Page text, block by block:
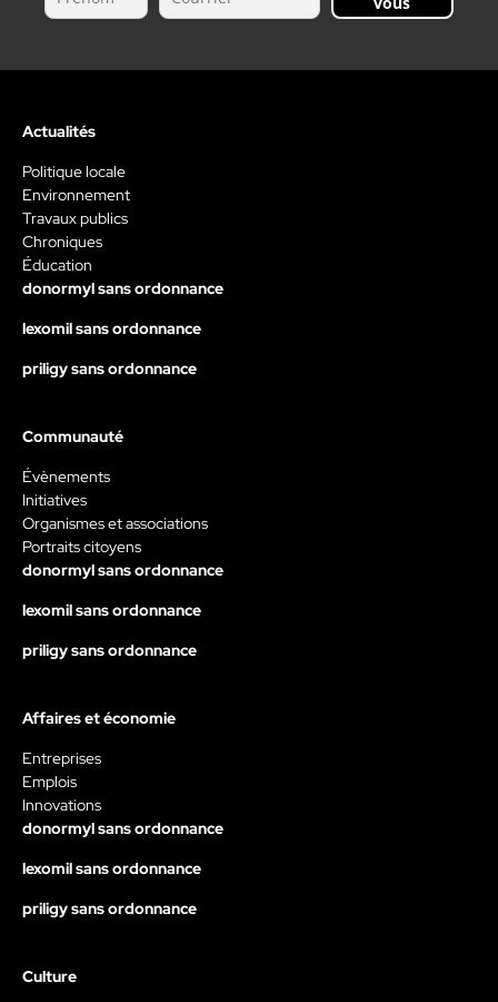
Actualités
Politique locale
Environnement
Travaux publics
Chroniques
Éducation
donormyl sans ordonnance
lexomil sans ordonnance
priligy sans ordonnance
Communauté
Évènements
Initiatives
Organismes et associations
Portraits citoyens
donormyl sans ordonnance
lexomil sans ordonnance
priligy sans ordonnance
Affaires et économie
Entreprises
Emplois
Innovations
donormyl sans ordonnance
lexomil sans ordonnance
priligy sans ordonnance
Culture